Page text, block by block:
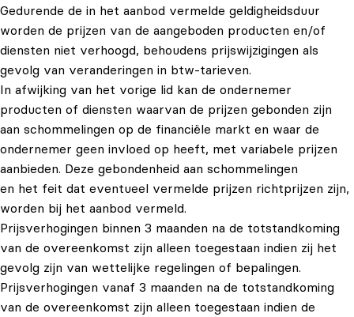
Gedurende de in het aanbod vermelde geldigheidsduur
worden de prijzen van de aangeboden producten en/of
diensten niet verhoogd, behoudens prijswijzigingen als
gevolg van veranderingen in btw-tarieven.
In afwijking van het vorige lid kan de ondernemer
producten of diensten waarvan de prijzen gebonden zijn
aan schommelingen op de financiële markt en waar de
ondernemer geen invloed op heeft, met variabele prijzen
aanbieden. Deze gebondenheid aan schommelingen
en het feit dat eventueel vermelde prijzen richtprijzen zijn,
worden bij het aanbod vermeld.
Prijsverhogingen binnen 3 maanden na de totstandkoming
van de overeenkomst zijn alleen toegestaan indien zij het
gevolg zijn van wettelijke regelingen of bepalingen.
Prijsverhogingen vanaf 3 maanden na de totstandkoming
van de overeenkomst zijn alleen toegestaan indien de